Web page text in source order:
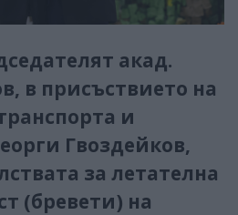
акад.
в присъствието на
и
Гвоздейков,
за летателна
(бревети) на